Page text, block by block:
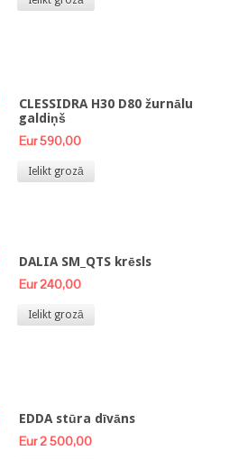
CLESSIDRA H30 D80 žurnālu
galdiņš
Eur 590,00
Ielikt grozā
DALIA SM_QTS krēsls
Eur 240,00
Ielikt grozā
EDDA stūra dīvāns
Eur 2 500,00